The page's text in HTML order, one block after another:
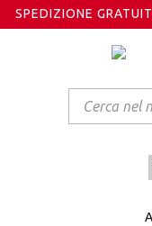
SPEDIZIONE
search